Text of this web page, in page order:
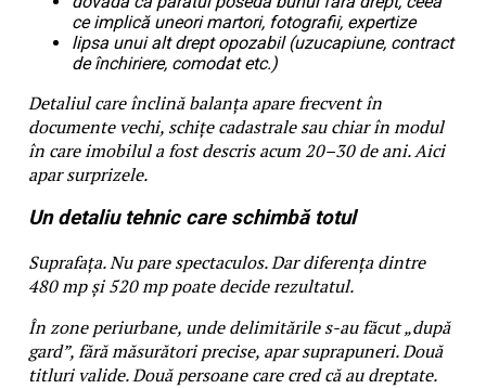
ce implică uneori martori, fotografii, expertize
lipsa unui alt drept opozabil (uzucapiune, contract
de închiriere, comodat etc.)
Detaliul care înclină balanța apare frecvent în
documente vechi, schițe cadastrale sau chiar în modul
în care imobilul a fost descris acum 20–30 de ani. Aici
apar surprizele.
Un detaliu tehnic care schimbă totul
Suprafața. Nu pare spectaculos. Dar diferența dintre
480 mp și 520 mp poate decide rezultatul.
În zone periurbane, unde delimitările s-au făcut „după
gard”, fără măsurători precise, apar suprapuneri. Două
titluri valide. Două persoane care cred că au dreptate.